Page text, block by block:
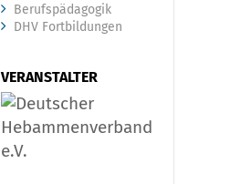
Berufspädagogik
DHV Fortbildungen
VERANSTALTER